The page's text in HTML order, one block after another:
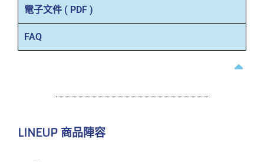
電子文件 ( PDF )
FAQ
LINEUP 商品陣容